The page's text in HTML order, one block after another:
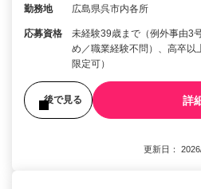
勤務地 広島県呉市内各所
応募資格
未経験39歳まで（例外事由3
め／職業経験不問）、高卒
限定可）
後で見る 詳
更新日：